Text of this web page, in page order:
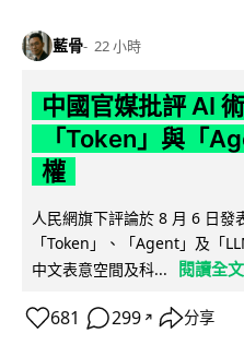
藍骨 22 小時
中國官媒批評 AI
「Token」與「
權
人民網旗下評論於 8 月 6 日發
「Token」、「Agent」及「
中文表意空間及科...
閱讀全文
681 299 ↗ 分享